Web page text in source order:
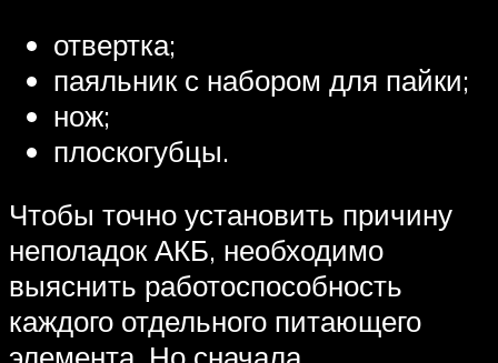
отвертка;
паяльник с набором для пайки;
нож;
плоскогубцы.
Чтобы точно установить причину
неполадок АКБ, необходимо
выяснить работоспособность
каждого отдельного питающего